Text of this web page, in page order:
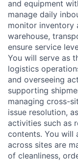
and equipment
manage daily
monitor inventory
warehouse,
ensure service
You will serve as
logistics
and overseeing
supporting
managing cross-
issue resolution,
activities such as
contents. You will
across sites are
of cleanliness,